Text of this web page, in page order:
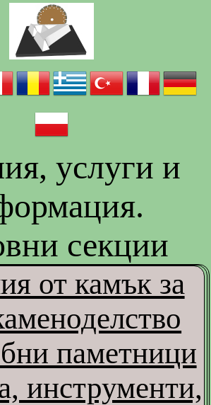
услуги и
секции
от камък за
паметници
инструменти,